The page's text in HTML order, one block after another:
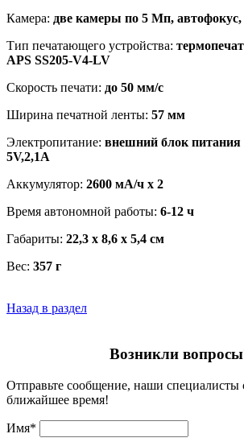
Камера: две камеры по 5 Мп,
Тип печатающего устройства:
APS SS205-V4-LV
Скорость печати: до 50 мм/с
Ширина печатной ленты: 57 мм
Электропитание: внешний блок питания
5V,2,1A
Аккумулятор: 2600 мА/ч х 2
Время автономной работы: 6-12 ч
Габариты: 22,3 х 8,6 х 5,4 см
Вес: 357 г
Назад в раздел
Возникли
Отправьте сообщение, наши специалисты
ближайшее время!
Имя*